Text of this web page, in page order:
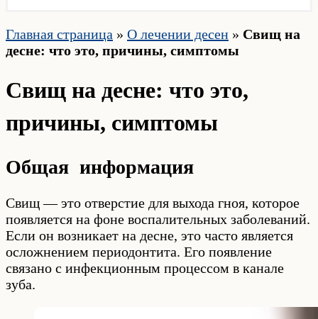
Главная страница » О лечении десен » Свищ на
десне: что это, причины, симптомы
Свищ на десне: что это,
причины, симптомы
Общая информация
Свищ — это отверстие для выхода гноя, которое
появляется на фоне воспалительных заболеваний.
Если он возникает на десне, это часто является
осложнением периодонтита. Его появление
связано с инфекционным процессом в канале
зуба.